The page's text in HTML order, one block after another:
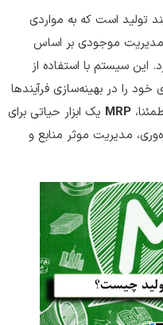
تولید است که به مواردی
مدیریت موجودی‌ بر اساس
این سیستم با استفاده از
را در بهینه‌سازی فرآیندها
MRP یک ابزار حیاتی برای
مدیریت موثر منابع و